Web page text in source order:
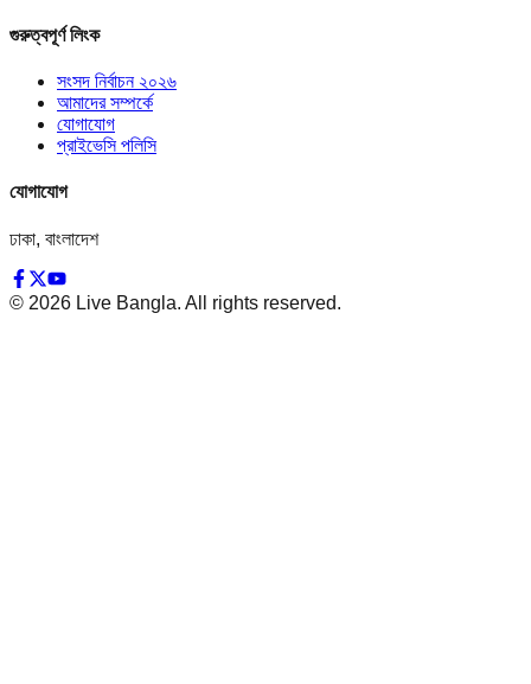
গুরুত্বপূর্ণ লিংক
সংসদ নির্বাচন ২০২৬
আমাদের সম্পর্কে
যোগাযোগ
প্রাইভেসি পলিসি
যোগাযোগ
ঢাকা, বাংলাদেশ
© 2026 Live Bangla. All rights reserved.